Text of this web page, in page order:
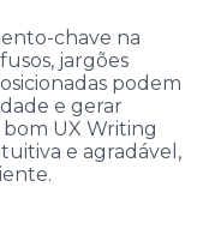
chave na
jargões
podem
e gerar
UX Writing
e agradável,